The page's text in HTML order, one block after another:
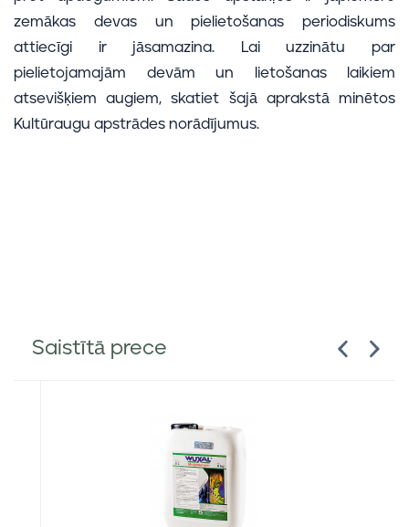
zemākas devas un pielietošanas periodiskums
attiecīgi ir jāsamazina. Lai uzzinātu par
pielietojamajām devām un lietošanas laikiem
atsevišķiem augiem, skatiet šajā aprakstā minētos
Kultūraugu apstrādes norādījumus.
Saistītā prece